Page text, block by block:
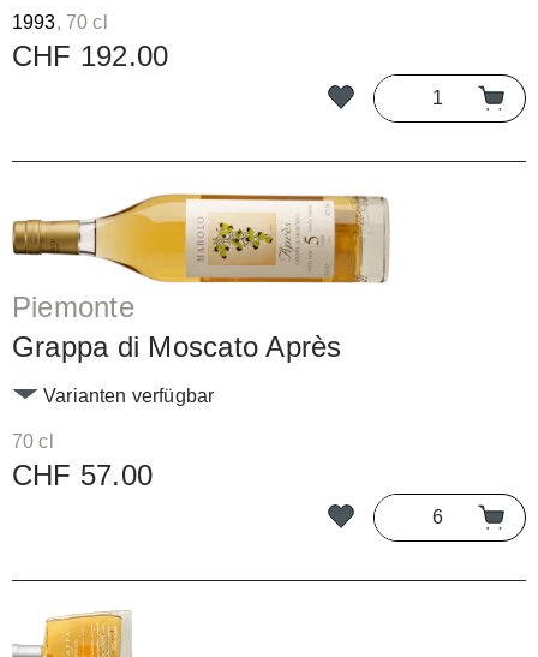
1993, 70 cl
CHF 192.00
Piemonte
Grappa di Moscato Après
70 cl
Varianten verfügbar
CHF 57.00